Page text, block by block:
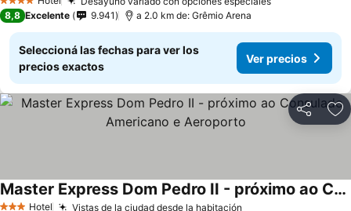
4 Estrellas
8,8 Excelente 9.941 a 2.0 km de: Grêmio Arena
Seleccioná las fechas para ver los
precios exactos
Ver precios
Compartir
Hotel Vistas de la ciudad desde la habitación
Master Express Dom Pedro II - próximo ao Consulado Americano e Aeroporto